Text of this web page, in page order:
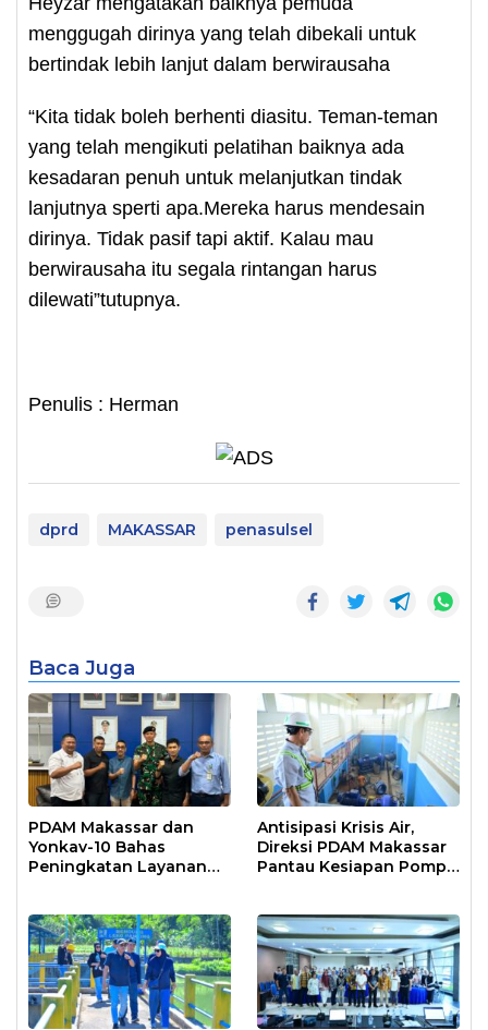
menggugah dirinya yang telah dibekali untuk
bertindak lebih lanjut dalam berwirausaha
“Kita tidak boleh berhenti diasitu. Teman-teman
yang telah mengikuti pelatihan baiknya ada
kesadaran penuh untuk melanjutkan tindak
lanjutnya sperti apa.Mereka harus mendesain
dirinya. Tidak pasif tapi aktif. Kalau mau
berwirausaha itu segala rintangan harus
dilewati”tutupnya.
Penulis : Herman
dprd MAKASSAR penasulsel
Baca Juga
PDAM Makassar dan
Yonkav-10 Bahas
Peningkatan Layanan
Antisipasi Krisis Air,
Direksi PDAM Makassar
Pantau Kesiapan Pompa